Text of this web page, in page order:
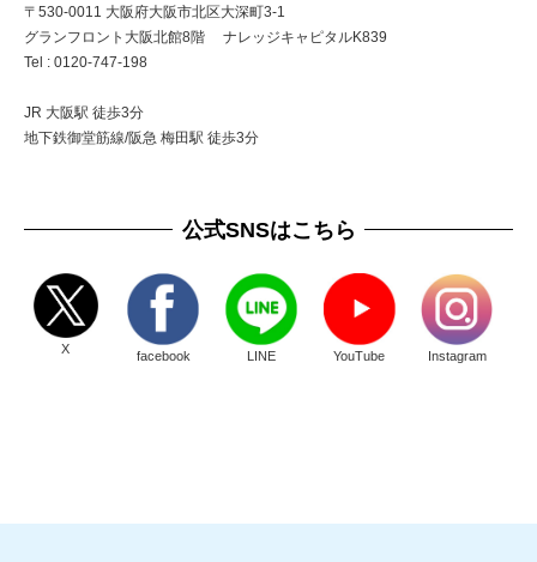
〒530-0011 大阪府大阪市北区大深町3-1
グランフロント大阪北館8階 ナレッジキャピタルK839
Tel : 0120-747-198
JR 大阪駅 徒歩3分
地下鉄御堂筋線/阪急 梅田駅 徒歩3分
公式SNSはこちら
X facebook LINE YouTube Instagram